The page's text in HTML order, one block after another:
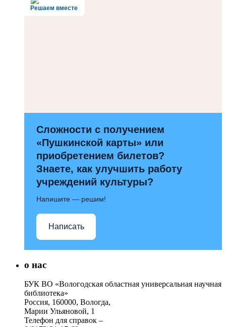
Решаем вместе
Сложности с получением
«Пушкинской карты» или
приобретением билетов?
Знаете, как улучшить работу
учреждений культуры?
Напишите — решим!
Написать
о нас
БУК ВО «Вологодская областная универсальная научная
библиотека»
Россия, 160000, Вологда,
Марии Ульяновой, 1
Телефон для справок –